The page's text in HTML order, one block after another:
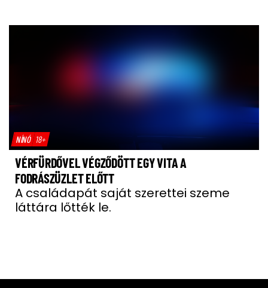
NÍNÓ 18+
VÉRFÜRDŐVEL VÉGZŐDÖTT EGY VITA A
FODRÁSZÜZLET ELŐTT
A családapát saját szerettei szeme
láttára lőtték le.